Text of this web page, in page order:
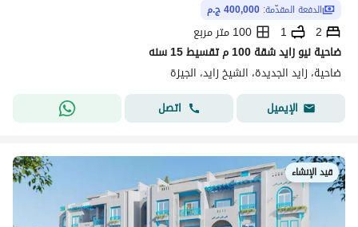
الدفعة المقدّمة: 400,000 ج.م
2
1
100 متر مربع
ضاحية نيو زايد شقة 100 م تقسيط 15 سنه
ضاحية، زايد الجديدة، الشيخ زايد، الجيزة
الإيميل
اتصل
قيد الإنشاء